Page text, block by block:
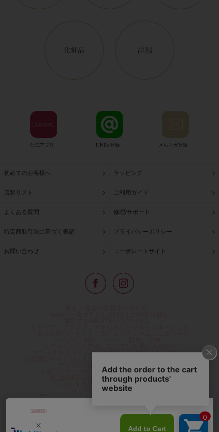
公式アプリ LINE@登録 メルマガ登録
初めてのお客様へ ラッピング
店舗リスト ご利用ガイド
よくある質問 修理/サポート
特定商取引法に基づく表記 プライバシーポリシー
お問い合わせ コーポレートサイト
オリジナルアイテムなどを幅広くご用意しています。
アビステの幅広い商品を取り揃え、
人気ランキングやテレビなどメディア着用商品、
雑誌掲載商品情報を紹介するコンテンツ、
プレゼント包装無料や独自のポイント還元
などのサービスをご提供。
心躍るインポートアクセサリーや時計、小物などで、
夢やときめきを与えられるよう願っています。
◆ギフトラッピング無料/11,000円以上のご注文で送料無料◆